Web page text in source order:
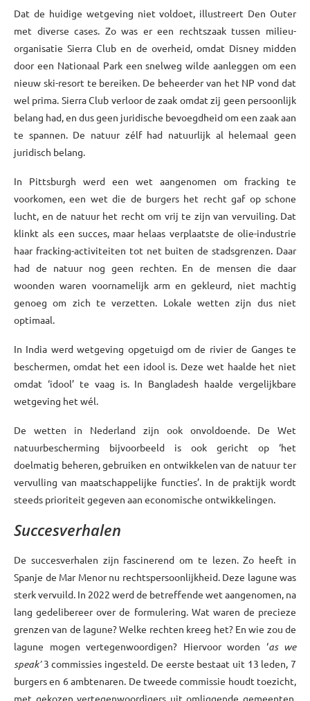
Dat de huidige wetgeving niet voldoet, illustreert Den Outer
met diverse cases. Zo was er een rechtszaak tussen milieu-
organisatie Sierra Club en de overheid, omdat Disney midden
door een Nationaal Park een snelweg wilde aanleggen om een
nieuw ski-resort te bereiken. De beheerder van het NP vond dat
wel prima. Sierra Club verloor de zaak omdat zij geen persoonlijk
belang had, en dus geen juridische bevoegdheid om een zaak aan
te spannen. De natuur zélf had natuurlijk al helemaal geen
juridisch belang.
In Pittsburgh werd een wet aangenomen om fracking te
voorkomen, een wet die de burgers het recht gaf op schone
lucht, en de natuur het recht om vrij te zijn van vervuiling. Dat
klinkt als een succes, maar helaas verplaatste de olie-industrie
haar fracking-activiteiten tot net buiten de stadsgrenzen. Daar
had de natuur nog geen rechten. En de mensen die daar
woonden waren voornamelijk arm en gekleurd, niet machtig
genoeg om zich te verzetten. Lokale wetten zijn dus niet
optimaal.
In India werd wetgeving opgetuigd om de rivier de Ganges te
beschermen, omdat het een idool is. Deze wet haalde het niet
omdat ‘idool’ te vaag is. In Bangladesh haalde vergelijkbare
wetgeving het wél.
De wetten in Nederland zijn ook onvoldoende. De Wet
natuurbescherming bijvoorbeeld is ook gericht op ‘het
doelmatig beheren, gebruiken en ontwikkelen van de natuur ter
vervulling van maatschappelijke functies’. In de praktijk wordt
steeds prioriteit gegeven aan economische ontwikkelingen.
Succesverhalen
De succesverhalen zijn fascinerend om te lezen. Zo heeft in
Spanje de Mar Menor nu rechtspersoonlijkheid. Deze lagune was
sterk vervuild. In 2022 werd de betreffende wet aangenomen, na
lang gedelibereer over de formulering. Wat waren de precieze
grenzen van de lagune? Welke rechten kreeg het? En wie zou de
lagune mogen vertegenwoordigen? Hiervoor worden ‘as we
speak’3 commissies ingesteld. De eerste bestaat uit 13 leden, 7
burgers en 6 ambtenaren. De tweede commissie houdt toezicht,
met gekozen vertegenwoordigers uit omliggende gemeenten.